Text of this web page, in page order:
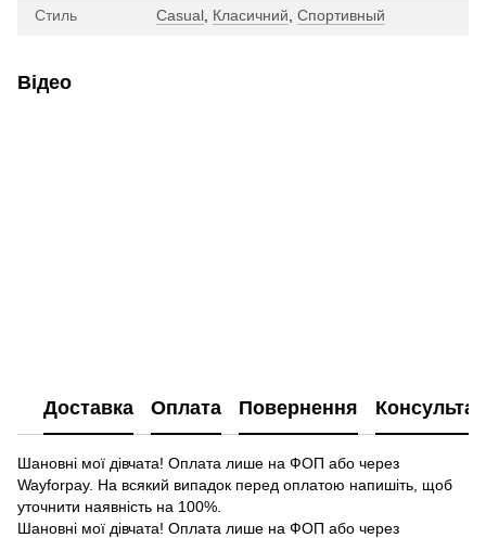
Стиль Casual Класичний Спортивный
Відео
Доставка Оплата Повернення
Шановні мої дівчата! Оплата лише на ФОП або через
Wayforpay. На всякий випадок перед оплатою напишіть, щоб
уточнити наявність на 100%.
Шановні мої дівчата! Оплата лише на ФОП або через